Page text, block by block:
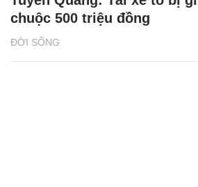
ĐỜI SỐNG
chuộc 500 triệu đồng